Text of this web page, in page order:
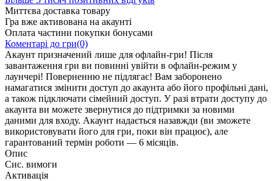
Миттєва доставка товару
Гра вже активована на акаунті
Оплата частини покупки бонусами
Коментарі до гри(0)
Акаунт призначений лише для офлайн-гри! Після
завантаження гри ви повинні увійти в офлайн-режим у
лаунчері! Поверненню не підлягає! Вам заборонено
намагатися змінити доступ до акаунта або його профільні дані,
а також підключати сімейний доступ. У разі втрати доступу до
акаунта ви можете звернутися до підтримки за новими
даними для входу. Акаунт надається назавжди (ви зможете
використовувати його для гри, поки він працює), але
гарантований термін роботи — 6 місяців.
Опис
Сис. вимоги
Активація